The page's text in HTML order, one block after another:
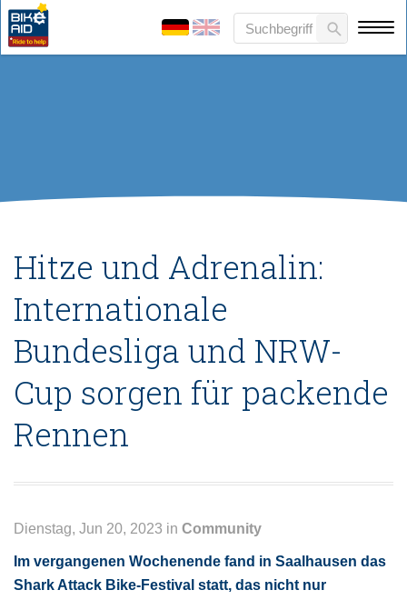
Hitze und Adrenalin:
Internationale
Bundesliga und NRW-
Cup sorgen für packende
Rennen
Dienstag, Jun 20, 2023 in Community
Im vergangenen Wochenende fand in Saalhausen das
Shark Attack Bike-Festival statt, das nicht nur